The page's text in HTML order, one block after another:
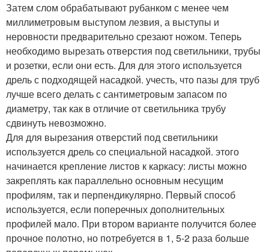
Затем слом обрабатывают рубанком с менее чем
миллиметровым выступом лезвия, а выступы и
неровности предварительно срезают ножом. Теперь
необходимо вырезать отверстия под светильники, трубы
и розетки, если они есть. Для для этого используется
дрель с подходящей насадкой. учесть, что пазы для труб
лучше всего делать с сантиметровым запасом по
диаметру, так как в отличие от светильника трубу
сдвинуть невозможно.
Для для вырезания отверстий под светильники
используется дрель со специальной насадкой. этого
начинается крепление листов к каркасу: листы можно
закреплять как параллельно основным несущим
профилям, так и перпендикулярно. Первый способ
используется, если поперечных дополнительных
профилей мало. При втором варианте получится более
прочное полотно, но потребуется в 1, 5-2 раза больше